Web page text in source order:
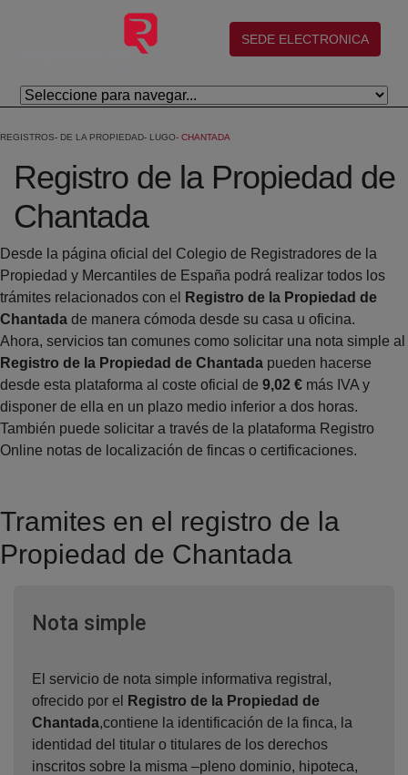
Skip to Main Content
(abre en nueva ventana)
SEDE ELECTRONICA
REGISTROS DE LA PROPIEDAD LUGO CHANTADA
Registro de la Propiedad de
Chantada
Desde la página oficial del Colegio de Registradores de la
Propiedad y Mercantiles de España podrá realizar todos los
trámites relacionados con el
Registro de la Propiedad de
Chantada de manera cómoda desde su casa u oficina.
Ahora, servicios tan comunes como solicitar una nota simple al
Registro de la Propiedad de Chantada pueden hacerse
desde esta plataforma al coste oficial de 9,02 € más IVA y
disponer de ella en un plazo medio inferior a dos horas.
También puede solicitar a través de la plataforma Registro
Online notas de localización de fincas o certificaciones.
Tramites en el registro de la
Propiedad de Chantada
Nota simpleVentana nueva
El servicio de nota simple informativa registral,
ofrecido por el
Registro de la Propiedad de
Chantada,contiene la identificación de la finca, la
identidad del titular o titulares de los derechos
inscritos sobre la misma –pleno dominio, hipoteca,